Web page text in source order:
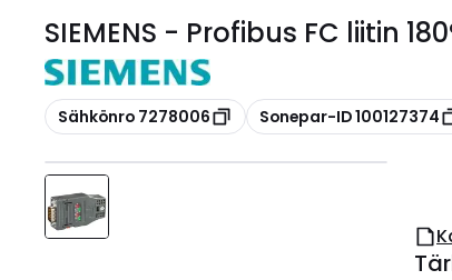
SIEMENS - Profibus FC liitin
Kopioi
Sähkönro 7278006 Kopioi
Sonepar-ID 100127374